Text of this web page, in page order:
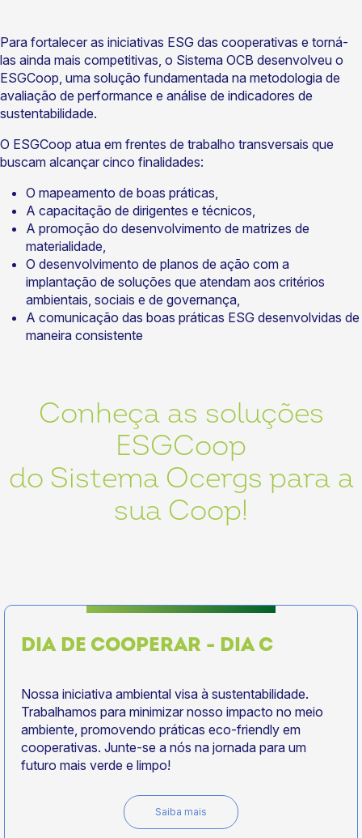
Para fortalecer as iniciativas ESG das cooperativas e torná-
las ainda mais competitivas, o Sistema OCB desenvolveu o
ESGCoop, uma solução fundamentada na metodologia de
avaliação de performance e análise de indicadores de
sustentabilidade.
O ESGCoop atua em frentes de trabalho transversais que
buscam alcançar cinco finalidades:
O mapeamento de boas práticas,
A capacitação de dirigentes e técnicos,
A promoção do desenvolvimento de matrizes de
materialidade,
O desenvolvimento de planos de ação com a
implantação de soluções que atendam aos critérios
ambientais, sociais e de governança,
A comunicação das boas práticas ESG desenvolvidas de
maneira consistente
Conheça as soluções
ESGCoop
do Sistema Ocergs para a
sua Coop!
DIA DE COOPERAR - DIA C
Nossa iniciativa ambiental visa à sustentabilidade.
Trabalhamos para minimizar nosso impacto no meio
ambiente, promovendo práticas eco-friendly em
cooperativas. Junte-se a nós na jornada para um
futuro mais verde e limpo!
Saiba mais